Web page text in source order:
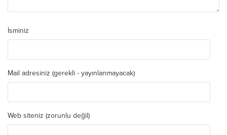
İsminiz
Mail adresiniz (gerekli - yayınlanmayacak)
Web siteniz (zorunlu değil)